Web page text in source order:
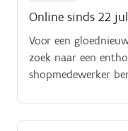
Online sinds 22
Voor een
zoek naar een
shopmedewerker
aangenaam